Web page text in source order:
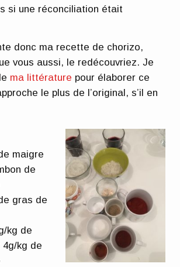
si une réconciliation était
donc ma recette de chorizo,
vous aussi, le redécouvriez. Je
ma littérature pour élaborer ce
le plus de l’original, s’il en
maigre
de
gras de
kg de
kg de